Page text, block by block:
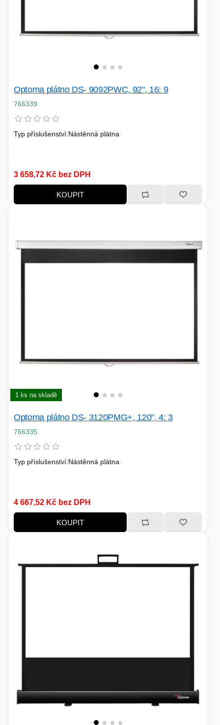
Optoma plátno DS- 9092PWC, 92", 16: 9
766339
Typ příslušenství:Nástěnná plátna
3 658,72 Kč bez DPH
KOUPIT
1 ks na skladě
Optoma plátno DS- 3120PMG+, 120", 4: 3
766335
Typ příslušenství:Nástěnná plátna
4 667,52 Kč bez DPH
KOUPIT